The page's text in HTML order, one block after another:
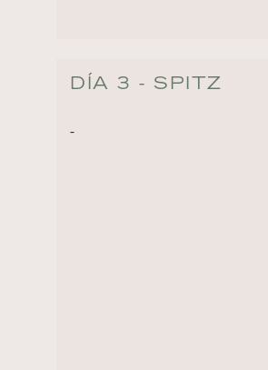
DÍA 3 - SPITZ
-